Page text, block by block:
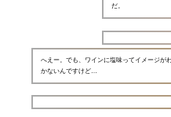
だ。
へえー。でも、ワインに塩味ってイメージが
かないんですけど…